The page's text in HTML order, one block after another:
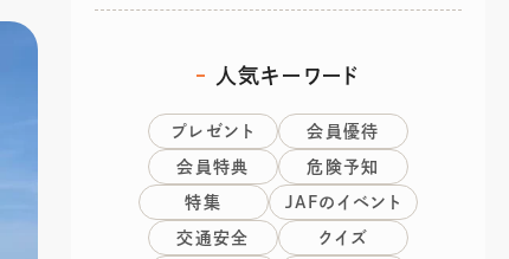
人気キーワード
プレゼント 会員優待
会員特典 危険予知
特集 JAFのイベント
交通安全 クイズ